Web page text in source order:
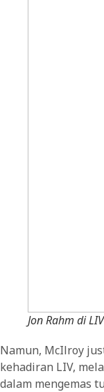
Jon Rahm di
Namun, McIlroy
kehadiran LIV,
dalam mengemas